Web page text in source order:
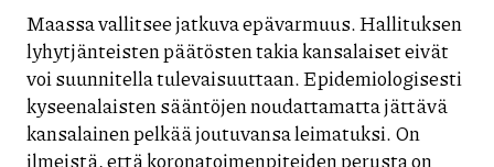
Maassa vallitsee jatkuva epävarmuus. Hallituksen
lyhytjänteisten päätösten takia kansalaiset eivät
voi suunnitella tulevaisuuttaan. Epidemiologisesti
kyseenalaisten sääntöjen noudattamatta jättävä
kansalainen pelkää joutuvansa leimatuksi. On
ilmeistä, että koronatoimenpiteiden perusta on